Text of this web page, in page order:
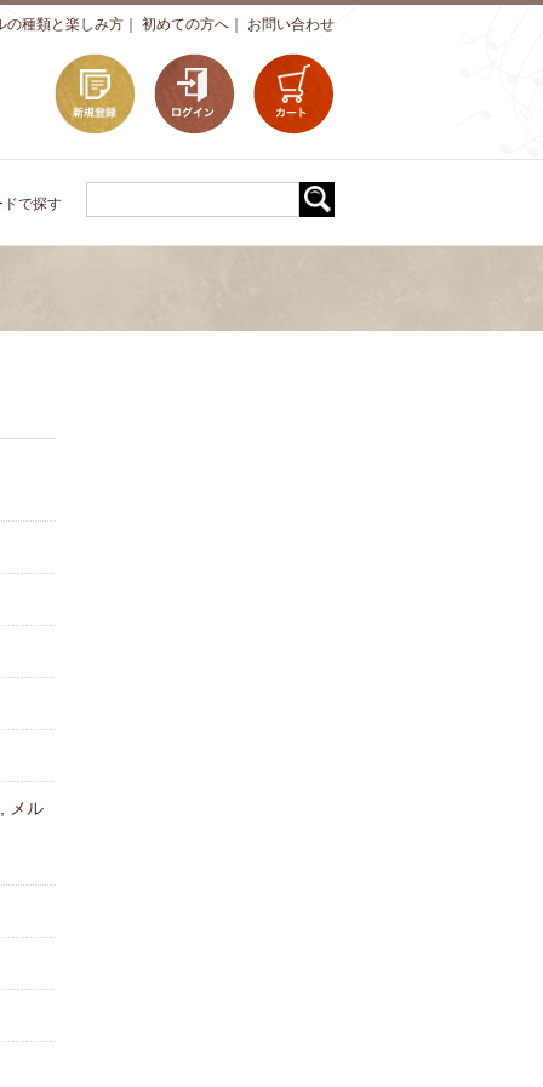
お問い合わせ
初めての方へ
の種類と楽しみ方
ドで探す
メル